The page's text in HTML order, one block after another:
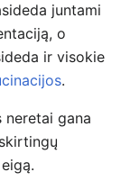
juntami
o
ir visokie
.
neretai gana